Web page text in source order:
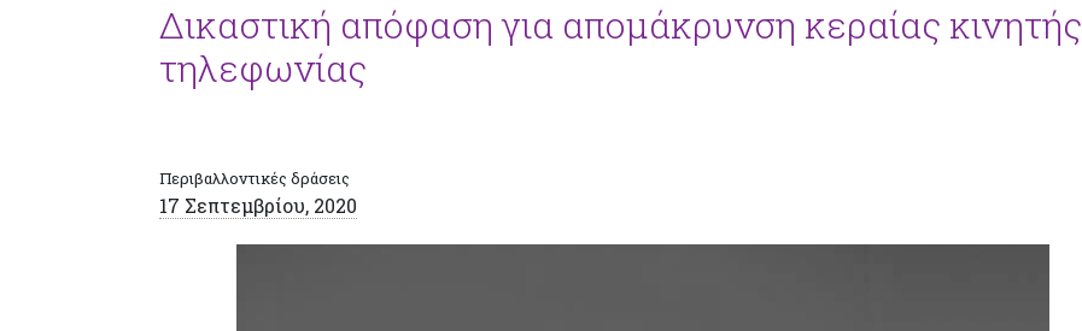
Δικαστική απόφαση για απομάκρυνση κεραίας κινητής
τηλεφωνίας
Περιβαλλοντικές δράσεις
17 Σεπτεμβρίου, 2020